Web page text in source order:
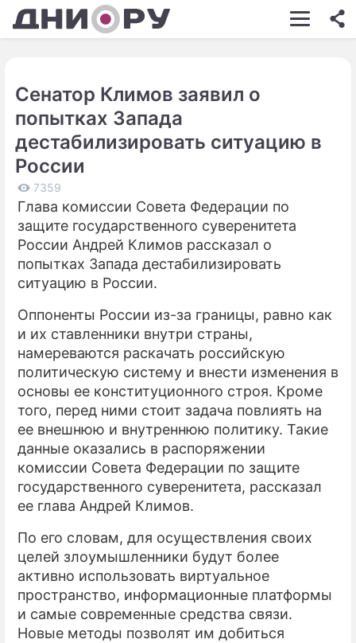
ШОУ-БИЗНЕС
КИНО
ПРОИСШЕСТВИЯ
СОННИК
СЕРИАЛЫ
ИГРЫ
ПРЕСС-РЕЛИЗЫ
О ПРОЕКТЕ
Сенатор Климов заявил о
попытках Запада
дестабилизировать ситуацию в
России
7359
Глава комиссии Совета Федерации по
защите государственного суверенитета
России Андрей Климов рассказал о
попытках Запада дестабилизировать
ситуацию в России.
Оппоненты России из-за границы, равно как
и их ставленники внутри страны,
намереваются раскачать российскую
политическую систему и внести изменения в
основы ее конституционного строя. Кроме
того, перед ними стоит задача повлиять на
ее внешнюю и внутреннюю политику. Такие
данные оказались в распоряжении
комиссии Совета Федерации по защите
государственного суверенитета, рассказал
ее глава Андрей Климов.
По его словам, для осуществления своих
целей злоумышленники будут более
активно использовать виртуальное
пространство, информационные платформы
и самые современные средства связи.
Новые методы позволят им добиться